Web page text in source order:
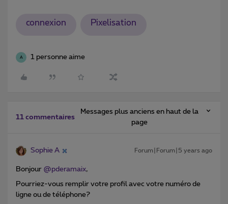
connexion Pixelisation
A 1 personne aime
11 commentaires
Messages plus anciens en haut de la
page
Sophie A Forum|Forum|5 years ago
Bonjour @pderamaix,
Pourriez-vous remplir votre profil avec votre numéro de
ligne ou de téléphone?